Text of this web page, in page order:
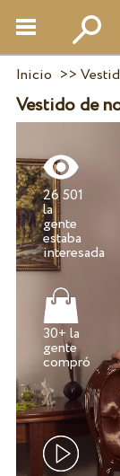
Inicio >>
Vestido de
26 501
la
gente
estaba
30+ la
gente